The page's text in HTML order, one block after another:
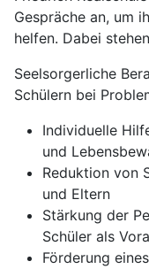
Gespräche an, um
helfen. Dabei
Seelsorgerliche
Schülern bei
Individuelle
und
Reduktion von
und Eltern
Stärkung der
Schüler als
Förderung